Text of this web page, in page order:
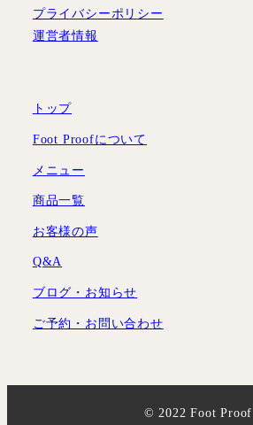
プライバシーポリシー
運営者情報
トップ
Foot Proofについて
メニュー
商品一覧
お客様の声
Q&A
ブログ・お知らせ
ご予約・お問い合わせ
© 2022 Foot Proof